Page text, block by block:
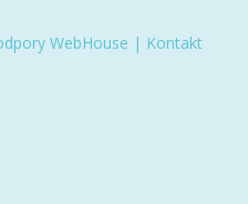
WebHouse | Kontakt